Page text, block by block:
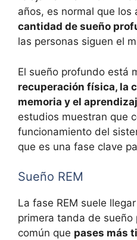
años, es normal que los
cantidad de sueño
las personas siguen el
El sueño profundo está
recuperación física, la
memoria y el
estudios muestran que
funcionamiento del
que es una fase clave
Sueño REM
La fase REM suele
primera tanda de sueño
común que pases más